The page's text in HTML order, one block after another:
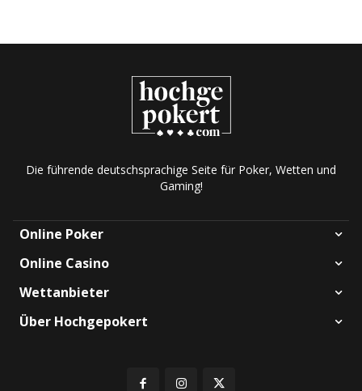
Die führende deutschsprachige Seite für Poker, Wetten und
Gaming!
Online Poker
Online Casino
Wettanbieter
Über Hochgepokert